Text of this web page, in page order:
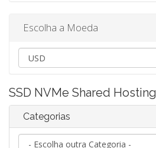
Escolha a Moeda
SSD NVMe Shared Hosting
Categorias